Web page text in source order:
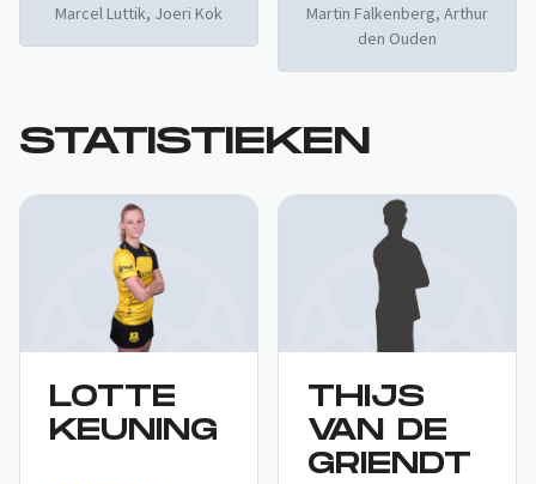
Marcel Luttik, Joeri Kok
Martin Falkenberg, Arthur
den Ouden
STATISTIEKEN
LOTTE
KEUNING
THIJS
VAN DE
GRIENDT